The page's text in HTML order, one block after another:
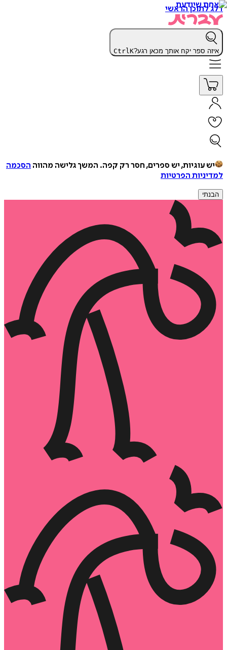
דלג לתוכן הראשי
איזה ספר יקח אותך מכאן רגע? CtrlK
יש עוגיות, יש ספרים, חסר רק קפה. המשך גלישה מהווה הסכמה
למדיניות הפרטיות
הבנתי